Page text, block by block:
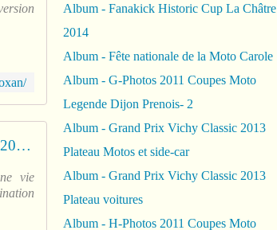
VOXAN aurait 20 ans cette année - frico-racing-passion moto
vie
Album - Fanakick Historic Cup La Châtre
2014
Album - Fête nationale de la Moto Carole
Album - G-Photos 2011 Coupes Moto
Legende Dijon Prenois- 2
Album - Grand Prix Vichy Classic 2013
Plateau Motos et side-car
Album - Grand Prix Vichy Classic 2013
Plateau voitures
Album - H-Photos 2011 Coupes Moto